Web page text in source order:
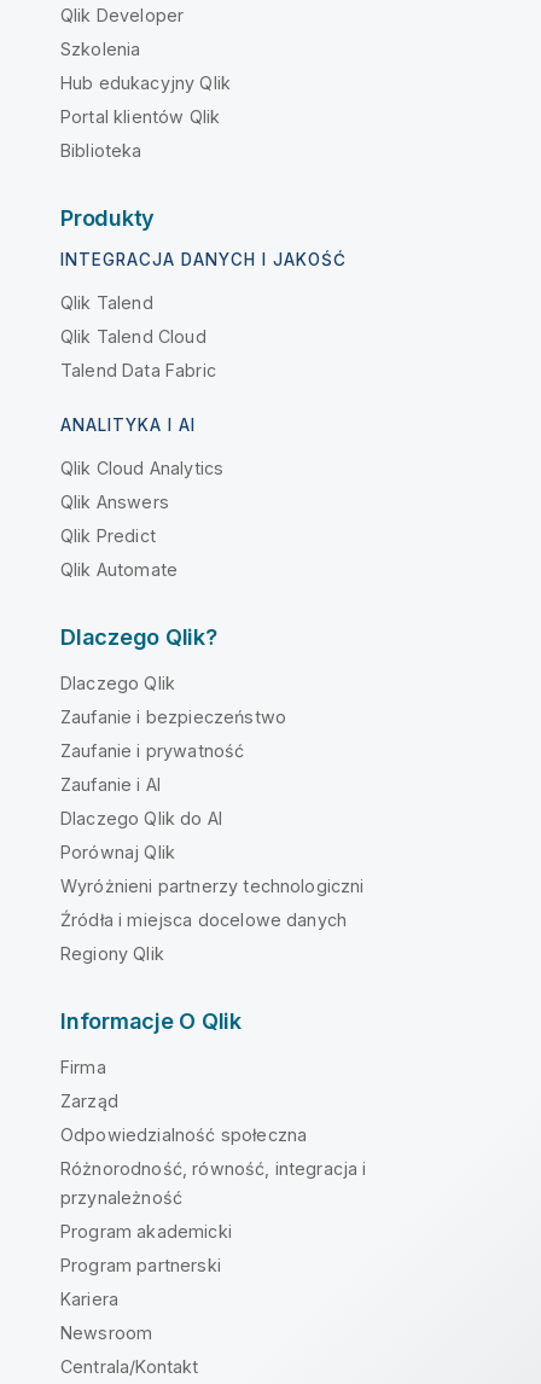
Qlik Developer
Szkolenia
Hub edukacyjny Qlik
Portal klientów Qlik
Biblioteka
Produkty
INTEGRACJA DANYCH I JAKOŚĆ
Qlik Talend
Qlik Talend Cloud
Talend Data Fabric
ANALITYKA I AI
Qlik Cloud Analytics
Qlik Answers
Qlik Predict
Qlik Automate
Dlaczego Qlik?
Dlaczego Qlik
Zaufanie i bezpieczeństwo
Zaufanie i prywatność
Zaufanie i AI
Dlaczego Qlik do AI
Porównaj Qlik
Wyróżnieni partnerzy technologiczni
Źródła i miejsca docelowe danych
Regiony Qlik
Informacje O Qlik
Firma
Zarząd
Odpowiedzialność społeczna
Różnorodność, równość, integracja i
przynależność
Program akademicki
Program partnerski
Kariera
Newsroom
Centrala/Kontakt